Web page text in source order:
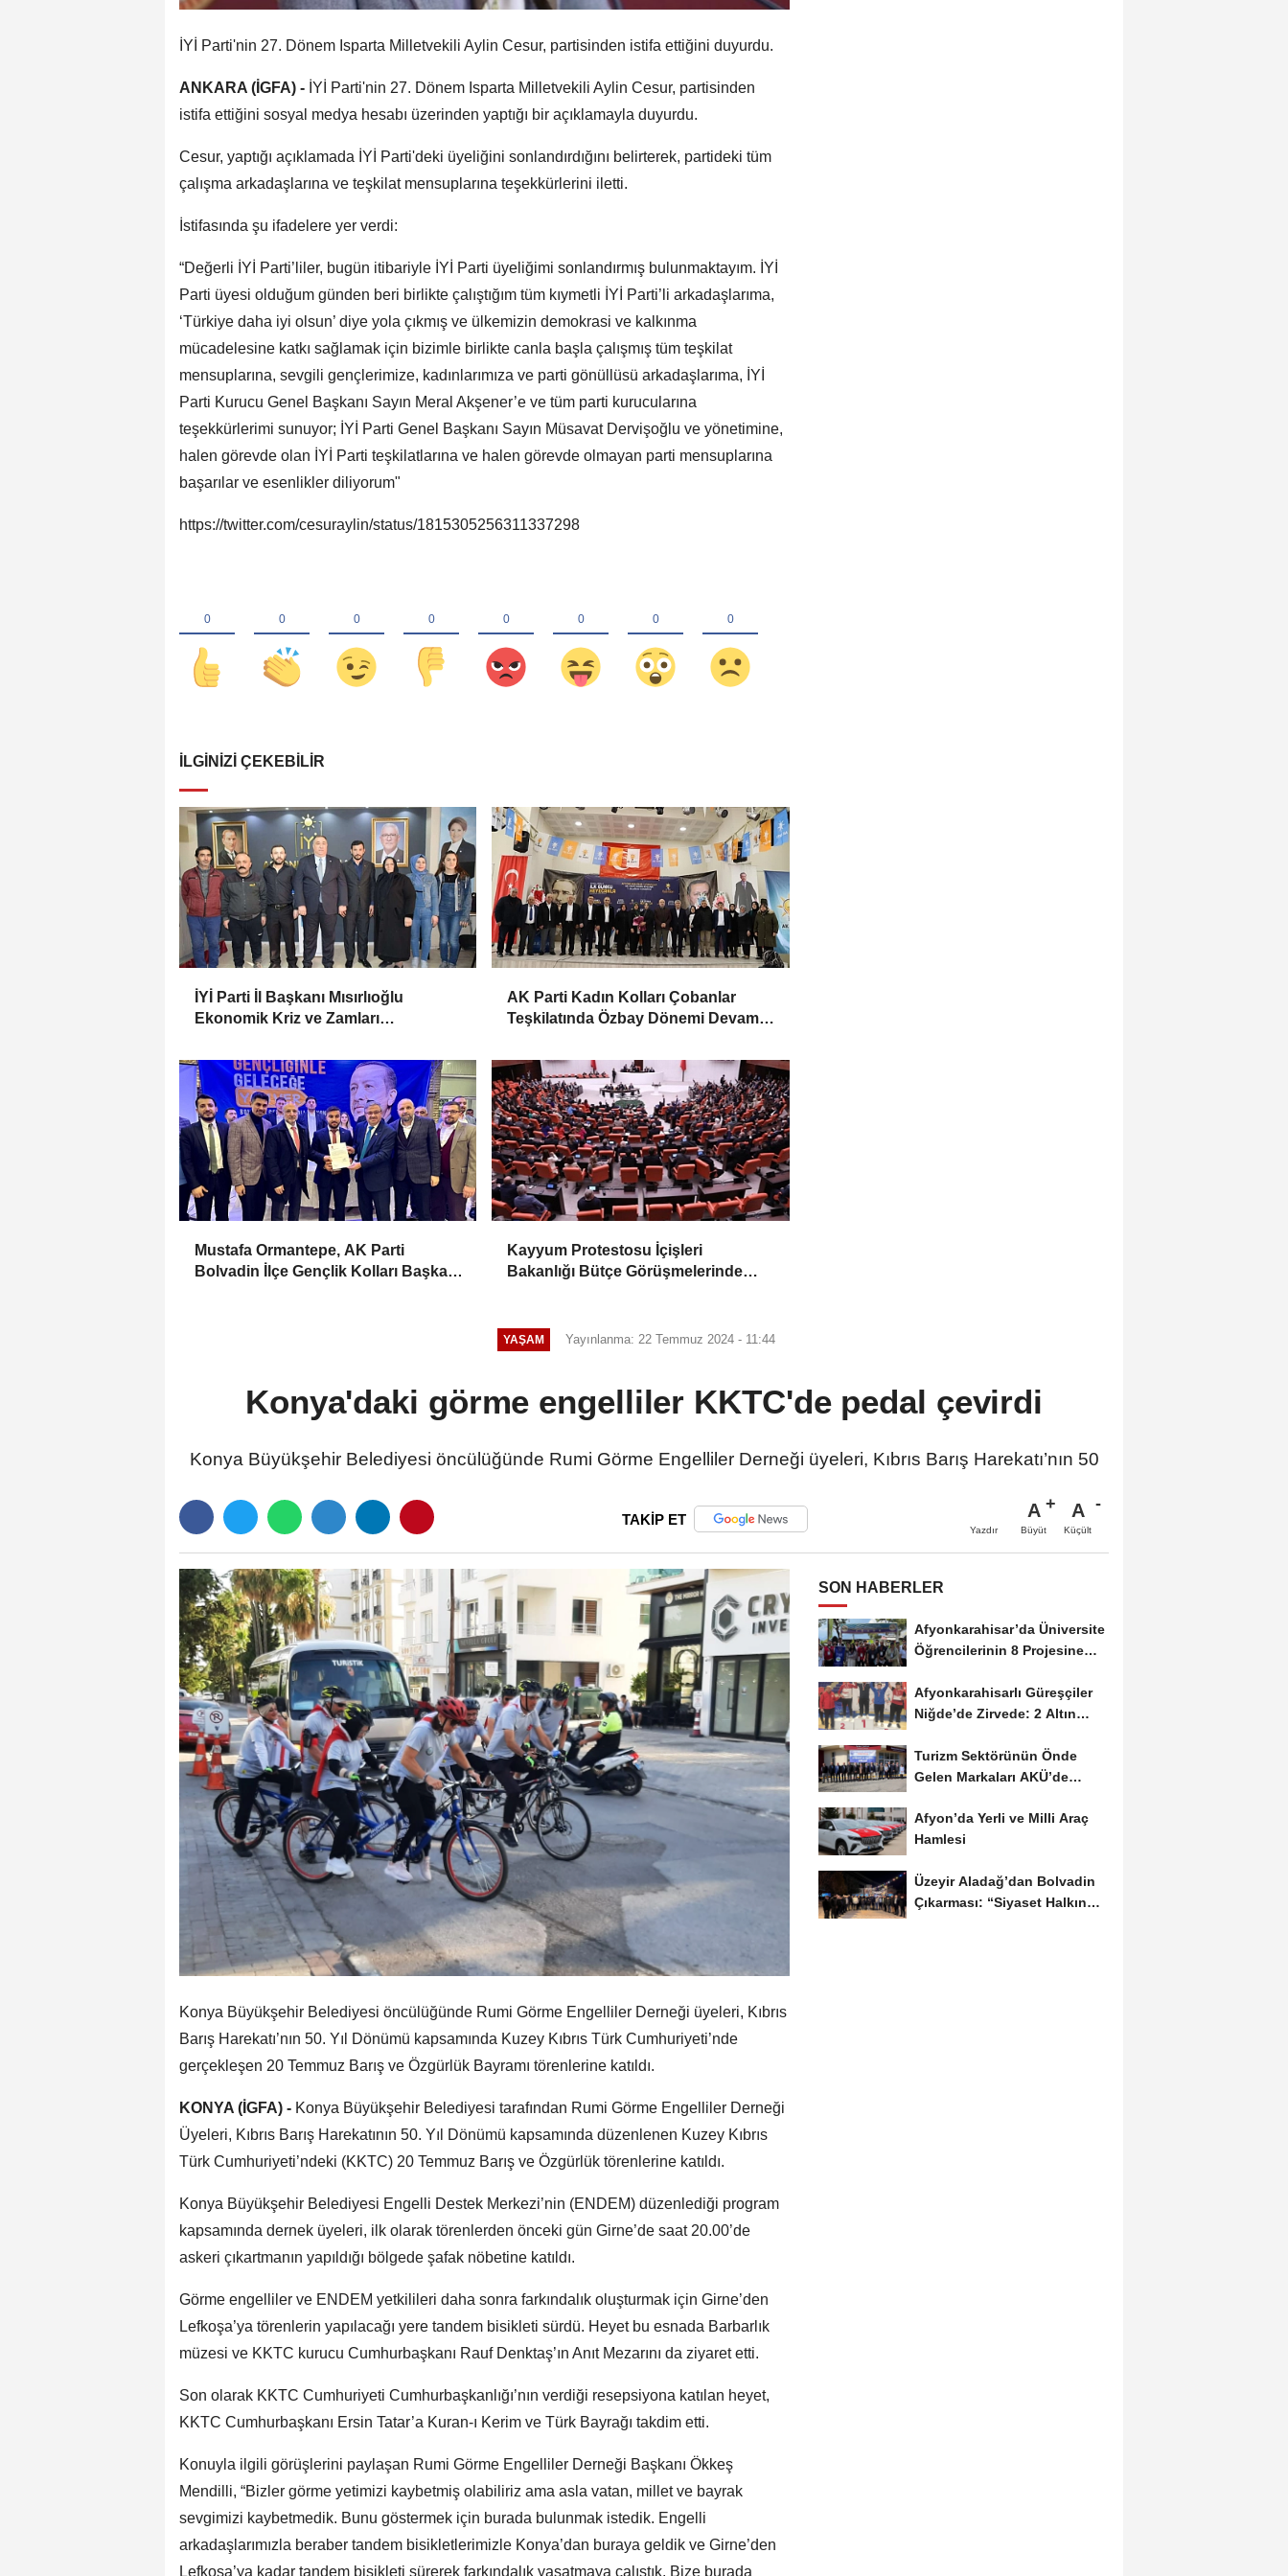
İYİ Parti'nin 27. Dönem Isparta Milletvekili Aylin Cesur, partisinden istifa ettiğini duyurdu.
ANKARA (İGFA) - İYİ Parti'nin 27. Dönem Isparta Milletvekili Aylin Cesur, partisinden
istifa ettiğini sosyal medya hesabı üzerinden yaptığı bir açıklamayla duyurdu.
Cesur, yaptığı açıklamada İYİ Parti'deki üyeliğini sonlandırdığını belirterek, partideki tüm
çalışma arkadaşlarına ve teşkilat mensuplarına teşekkürlerini iletti.
İstifasında şu ifadelere yer verdi:
“Değerli İYİ Parti’liler, bugün itibariyle İYİ Parti üyeliğimi sonlandırmış bulunmaktayım. İYİ
Parti üyesi olduğum günden beri birlikte çalıştığım tüm kıymetli İYİ Parti’li arkadaşlarıma,
‘Türkiye daha iyi olsun’ diye yola çıkmış ve ülkemizin demokrasi ve kalkınma
mücadelesine katkı sağlamak için bizimle birlikte canla başla çalışmış tüm teşkilat
mensuplarına, sevgili gençlerimize, kadınlarımıza ve parti gönüllüsü arkadaşlarıma, İYİ
Parti Kurucu Genel Başkanı Sayın Meral Akşener’e ve tüm parti kurucularına
teşekkürlerimi sunuyor; İYİ Parti Genel Başkanı Sayın Müsavat Dervişoğlu ve yönetimine,
halen görevde olan İYİ Parti teşkilatlarına ve halen görevde olmayan parti mensuplarına
başarılar ve esenlikler diliyorum"
https://twitter.com/cesuraylin/status/1815305256311337298
İLGINIZI ÇEKEBILIR
İYİ Parti İl Başkanı Mısırlıoğlu
Ekonomik Kriz ve Zamları
AK Parti Kadın Kolları Çobanlar
Teşkilatında Özbay Dönemi Devam
Mustafa Ormantepe, AK Parti
Bolvadin İlçe Gençlik Kolları Başkanı
Kayyum Protestosu İçişleri
Bakanlığı Bütçe Görüşmelerinde
YAŞAM Yayınlanma: 22 Temmuz 2024 - 11:44
Konya'daki görme engelliler KKTC'de pedal çevirdi
Konya Büyükşehir Belediyesi öncülüğünde Rumi Görme Engelliler Derneği üyeleri, Kıbrıs Barış Harekatı’nın 50
TAKİP ET
Yazdır
A
Büyüt
A
Küçült
Konya Büyükşehir Belediyesi öncülüğünde Rumi Görme Engelliler Derneği üyeleri, Kıbrıs
Barış Harekatı’nın 50. Yıl Dönümü kapsamında Kuzey Kıbrıs Türk Cumhuriyeti’nde
gerçekleşen 20 Temmuz Barış ve Özgürlük Bayramı törenlerine katıldı.
KONYA (İGFA) - Konya Büyükşehir Belediyesi tarafından Rumi Görme Engelliler Derneği
Üyeleri, Kıbrıs Barış Harekatının 50. Yıl Dönümü kapsamında düzenlenen Kuzey Kıbrıs
Türk Cumhuriyeti’ndeki (KKTC) 20 Temmuz Barış ve Özgürlük törenlerine katıldı.
Konya Büyükşehir Belediyesi Engelli Destek Merkezi’nin (ENDEM) düzenlediği program
kapsamında dernek üyeleri, ilk olarak törenlerden önceki gün Girne’de saat 20.00’de
askeri çıkartmanın yapıldığı bölgede şafak nöbetine katıldı.
Görme engelliler ve ENDEM yetkilileri daha sonra farkındalık oluşturmak için Girne’den
Lefkoşa’ya törenlerin yapılacağı yere tandem bisikleti sürdü. Heyet bu esnada Barbarlık
müzesi ve KKTC kurucu Cumhurbaşkanı Rauf Denktaş’ın Anıt Mezarını da ziyaret etti.
Son olarak KKTC Cumhuriyeti Cumhurbaşkanlığı’nın verdiği resepsiyona katılan heyet,
KKTC Cumhurbaşkanı Ersin Tatar’a Kuran-ı Kerim ve Türk Bayrağı takdim etti.
Konuyla ilgili görüşlerini paylaşan Rumi Görme Engelliler Derneği Başkanı Ökkeş
Mendilli, “Bizler görme yetimizi kaybetmiş olabiliriz ama asla vatan, millet ve bayrak
sevgimizi kaybetmedik. Bunu göstermek için burada bulunmak istedik. Engelli
arkadaşlarımızla beraber tandem bisikletlerimizle Konya’dan buraya geldik ve Girne’den
Lefkoşa’ya kadar tandem bisikleti sürerek farkındalık yaşatmaya çalıştık. Bize burada
SON HABERLER
Afyonkarahisar’da Üniversite
Öğrencilerinin 8 Projesine
Afyonkarahisarlı Güreşçiler
Niğde’de Zirvede: 2 Altın
Turizm Sektörünün Önde
Gelen Markaları AKÜ’de
Afyon’da Yerli ve Milli Araç
Hamlesi
Üzeyir Aladağ’dan Bolvadin
Çıkarması: “Siyaset Halkın